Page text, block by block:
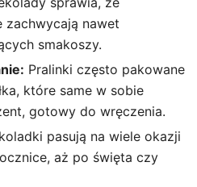
zachwycają nawet
smakoszy.
Pralinki często pakowane
które same w sobie
gotowy do wręczenia.
pasują na wiele okazji
aż po święta czy